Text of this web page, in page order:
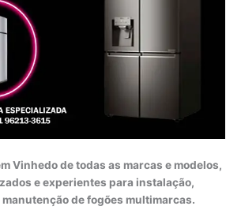
Vinhedo de todas as marcas e modelos,
e experientes para instalação,
de fogões multimarcas.